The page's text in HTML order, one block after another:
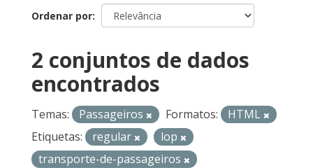
Ordenar por
2 conjuntos de dados
encontrados
Temas: Passageiros Formatos:
HTML
Etiquetas:
regular
lop
transporte-de-passageiros